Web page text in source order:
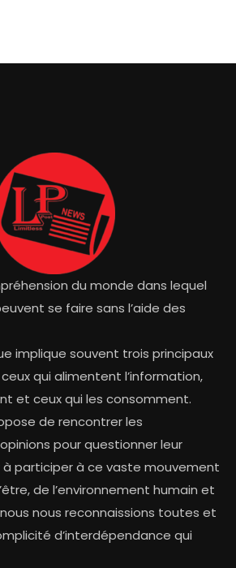
du monde dans lequel
se faire sans l’aide des
implique souvent trois principaux
qui alimentent l’information,
et ceux qui les consomment.
de rencontrer les
pour questionner leur
participer à ce vaste mouvement
de l’environnement humain et
nous reconnaissions toutes et
d’interdépendance qui